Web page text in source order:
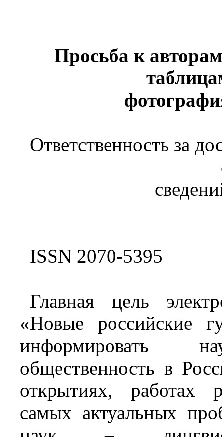
Просьба к
Ответственность за
ISSN 2070-5395
Главная цель
«Новые российские
информировать
общественность в
открытиях, работах
самых актуальных